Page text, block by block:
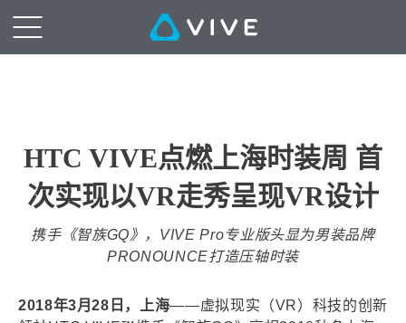
HTC VIVE点燃上海时装周 首
次实现以VR走秀呈现VR设计
携手《智族GQ》，VIVE Pro专业版头显为男装品牌
PRONOUNCE打造压轴时装
2018年3月28日，上海——虚拟现实（VR）科技的创新